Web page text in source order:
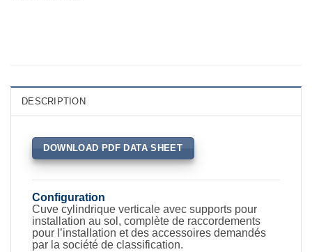
DESCRIPTION
DOWNLOAD PDF DATA SHEET
Configuration
Cuve cylindrique verticale avec supports pour
installation au sol, complète de raccordements
pour l’installation et des accessoires demandés
par la société de classification.